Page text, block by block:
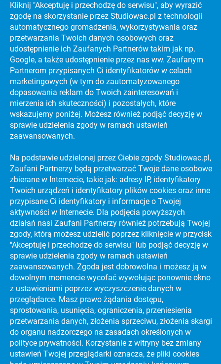
Studia w Holandii po maturze? Sprawdź Maastricht
University, koszty i rekrutację krok po kroku
KATALOG UCZELNI WYŻSZYCH
PREVIEW SECTION
PORADNIKI
NAJLEPSZE UCZELNIE WYŻSZE NA ŚWIECIE
PORADNIKI
STRES NA MATURZE
PORADNIKI
DARMOWY KURS MATURALNY!
PORADNIKI
JAK ZDAĆ MATURĘ?
PORADNIKI
CIEKAWE KIERUNKI STUDIÓW
PORADNIKI
EFEKTYWNA NAUKA
ZOBACZ KATALOG UCZELNI WYŻSZYCH I
Kliknij "Akceptuję i przechodzę do serwisu", aby wyrazić
zgodę na skorzystanie przez Studiowac.pl z technologii
automatycznego gromadzenia, wykorzystywania oraz
przetwarzania Twoich danych osobowych oraz
udostępnienie ich Zaufanych Partnerów takim jak np.
Google, a także udostępnienie przez nas ww. Zaufanym
Partnerom przypisanych Ci identyfikatorów w celach
marketingowych (w tym do zautoma­tyzo­wanego
dopasowania reklam do Twoich zainteresowań i
mierzenia ich skuteczności) i pozostałych, które
wskazujemy poniżej. Możesz również podjąć decyzję w
sprawie udzielenia zgody w ramach ustawień
zaawansowanych.
Na podstawie udzielonej przez Ciebie zgody Studiowac.pl,
Zaufani Partnerzy będą przetwarzać Twoje dane osobowe
zbierane w Internecie, takie jak: adresy IP, identyfikatory
Twoich urządzeń i identyfikatory plików cookies oraz inne
przypisane Ci identyfikatory i informacje o Twojej
aktywności w Internecie. Dla podjęcia powyższych
działań nasi Zaufani Partnerzy również potrzebują Twojej
zgody, którą możesz udzielić poprzez kliknięcie w przycisk
"Akceptuję i przechodzę do serwisu" lub podjąć decyzję w
sprawie udzielenia zgody w ramach ustawień
zaawansowanych. Zgoda jest dobrowolna i możesz ją w
dowolnym momencie wycofać wywołując ponownie okno
z ustawieniami poprzez wyczyszczenie danych w
przeglądarce. Masz prawo żądania dostępu,
sprostowania, usunięcia, ograniczenia, przeniesienia
przetwarzania danych, złożenia sprzeciwu, złożenia skargi
do organu nadzorczego na zasadach określonych w
polityce prywatności. Korzystanie z witryny bez zmiany
ustawień Twojej przeglądarki oznacza, że pliki cookies